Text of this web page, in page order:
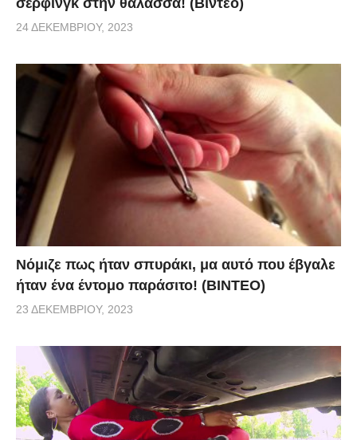
24 ΔΕΚΕΜΒΡΊΟΥ, 2023
Νόμιζε πως ήταν σπυράκι, μα αυτό που έβγαλε
ήταν ένα έντομο παράσιτο! (BINTEO)
23 ΔΕΚΕΜΒΡΊΟΥ, 2023